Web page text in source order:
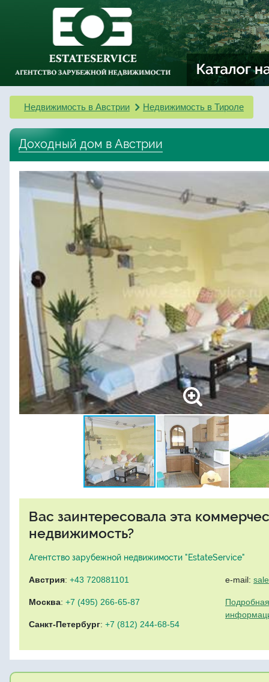
Недвижимость в Австрии Недвижимость в Тироле
Доходный дом в Австрии
Вас заинтересовала эта
недвижимость?
Агентство зарубежной недвижимости "EstateService"
Австрия: +43 720881101
Москва: +7 (495) 266-65-87
Санкт-Петербург: +7 (812) 244-68-54
e-mail: